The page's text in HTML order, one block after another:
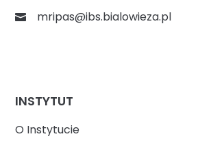
mripas@ibs.bialowieza.pl
INSTYTUT
O Instytucie